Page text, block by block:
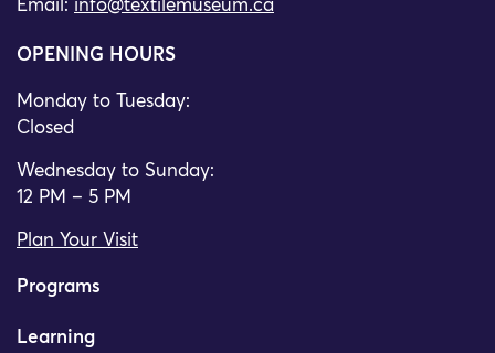
Email: info@textilemuseum.ca
OPENING HOURS
Monday to Tuesday:
Closed
Wednesday to Sunday:
12 PM – 5 PM
Plan Your Visit
Programs
Learning